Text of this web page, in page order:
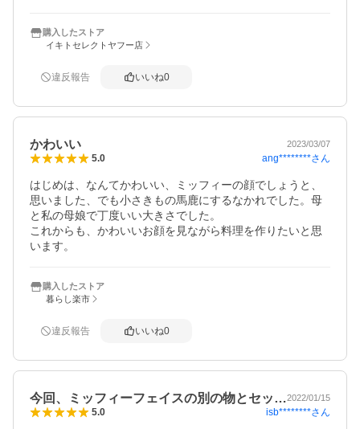
購入したストア
イキトセレクトヤフー店
違反報告 いいね0
かわいい 2023/03/07
5.0 ang********さん
はじめは、なんてかわいい、ミッフィーの顔でしょうと、
思いました、でも小さきもの馬鹿にするなかれでした。母
と私の母娘で丁度いい大きさでした。
これからも、かわいいお顔を見ながら料理を作りたいと思
います。
購入したストア
暮らし楽市
違反報告 いいね0
今回、ミッフィーフェイスの別の物とセッ…2022/01/15
5.0 isb********さん